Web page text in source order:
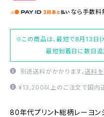
なら 手数料
※この商品は、最短で8月13日(
最短到着日に数日追
別途送料がかかります。送料
¥13,200以上のご注文で国内
80年代プリント総柄レーヨン